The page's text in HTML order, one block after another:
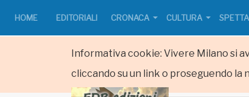
Informativa cookie: Vivere Milano si
cliccando su un link o proseguendo la
HOME EDITORIALI CRONACA CULTURA